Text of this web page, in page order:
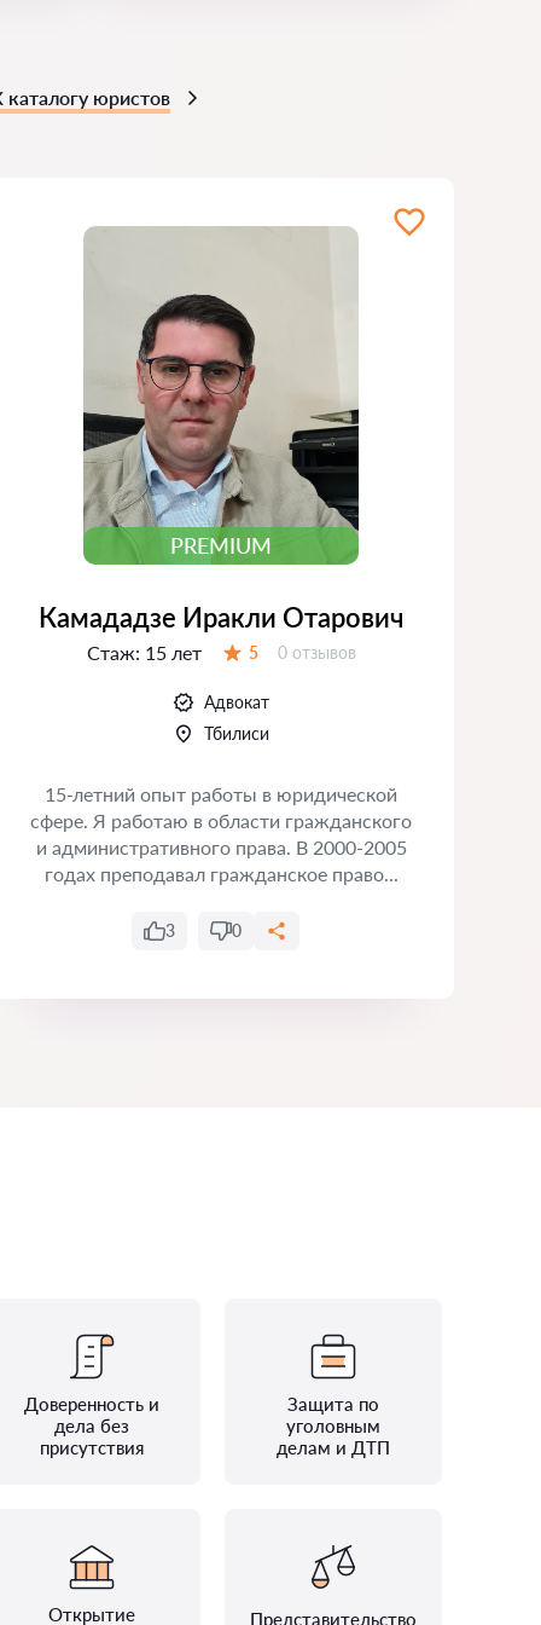
каталогу юристов
PREMIUM
Камададзе Иракли Отарович
Стаж: 15 лет 5 Отзывов:
0 отзывов
Адвокат
Тбилиси
15-летний опыт работы в юридической
сфере. Я работаю в области гражданского
и административного права. В 2000-2005
годах преподавал гражданское право...
3 0
Доверенность и
дела без
присутствия
Защита по
уголовным
делам и ДТП
Открытие Представительство